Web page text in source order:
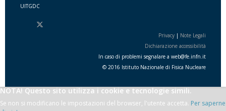
UITGDC
Privacy | Note Legali
Dichiarazione accessibilità
In caso di problemi segnalare a web@fe.infn.it
© 2016 Istituto Nazionale di Fisica Nucleare
NOTA! Questo sito utilizza i cookie e tecnologie simili.
Se non si modificano le impostazioni del browser, l'utente accetta. Per saperne